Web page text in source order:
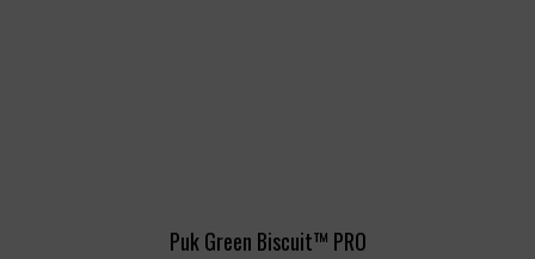
Puk Green Biscuit™ PRO